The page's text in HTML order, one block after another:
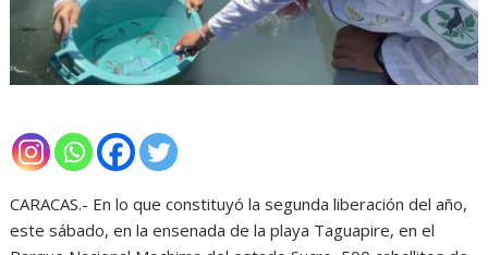
CARACAS.- En lo que constituyó la segunda liberación del año,
este sábado, en la ensenada de la playa Taguapire, en el